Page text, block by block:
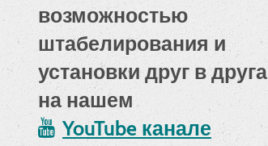
возможностью
штабелирования и
установки друг в друга
на нашем
YouTube канале